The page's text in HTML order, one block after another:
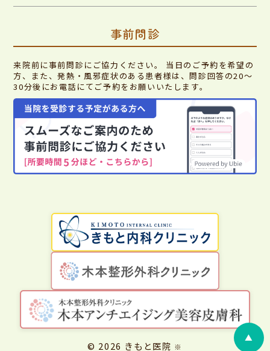
事前問診
来院前に事前問診にご協力ください。 当日のご予約を希望の
方、また、発熱・風邪症状のある患者様は、問診回答の20～
30分後にお電話にてご予約をお願いいたします。
© 2026 きもと医院 ※
▲